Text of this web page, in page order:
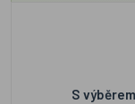
S